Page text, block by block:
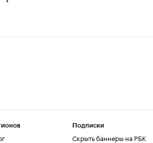
Подписки
Скрыть баннеры на РБК